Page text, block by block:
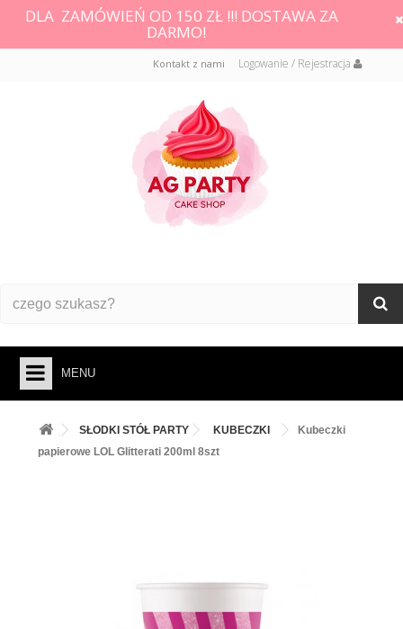
DLA ZAMÓWIEŃ OD 150 ZŁ !!! DOSTAWA ZA
DARMO!
Logowanie / Rejestracja
Kontakt z nami
MENU
PIECZENIE
SŁODKI STÓŁ PARTY KUBECZKI
Kubeczki
papierowe LOL Glitterati 200ml 8szt